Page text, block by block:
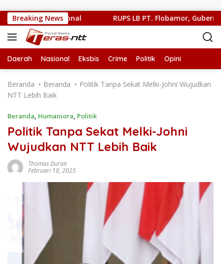
Breaking News
Tetap Rasional RUPS LB PT. Flobamor, Gubernur
Daerah Nasional Eksbis Crime Politik Opini
Beranda Beranda
Politik Tanpa Sekat Melki-Johni Wujudkan
NTT Lebih Baik
Beranda, Humaniora, Politik
Politik Tanpa Sekat Melki-Johni
Wujudkan NTT Lebih Baik
Thomas Duran
Februari 18, 2025